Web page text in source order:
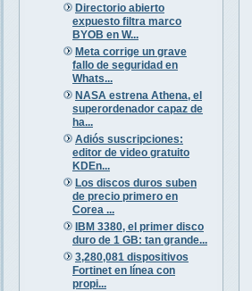
Directorio abierto
expuesto filtra marco
BYOB en W...
Meta corrige un grave
fallo de seguridad en
Whats...
NASA estrena Athena, el
superordenador capaz de
ha...
Adiós suscripciones:
editor de video gratuito
KDEn...
Los discos duros suben
de precio primero en
Corea ...
IBM 3380, el primer disco
duro de 1 GB: tan grande...
3,280,081 dispositivos
Fortinet en línea con
propi...